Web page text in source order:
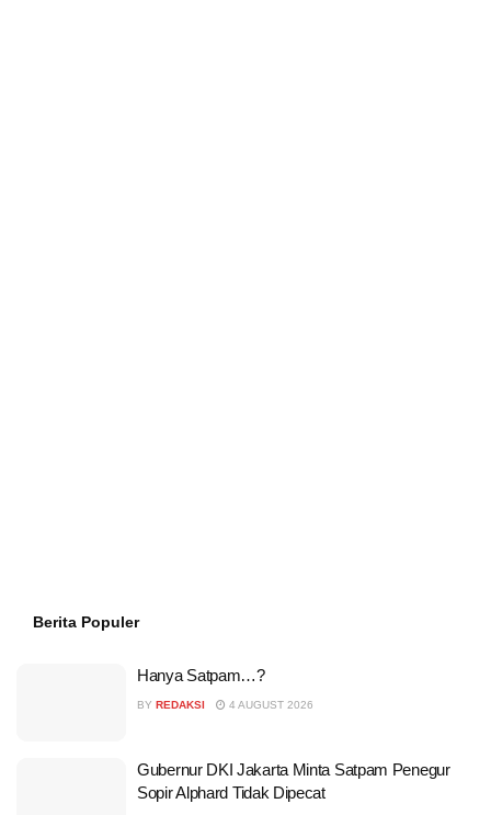
Berita Populer
Hanya Satpam…?
BY REDAKSI 4 AUGUST 2026
Gubernur DKI Jakarta Minta Satpam Penegur
Sopir Alphard Tidak Dipecat